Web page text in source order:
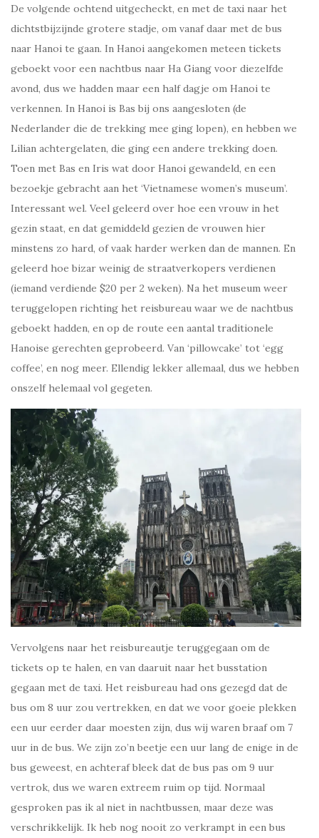
De volgende ochtend uitgecheckt, en met de taxi naar het
dichtstbijzijnde grotere stadje, om vanaf daar met de bus
naar Hanoi te gaan. In Hanoi aangekomen meteen tickets
geboekt voor een nachtbus naar Ha Giang voor diezelfde
avond, dus we hadden maar een half dagje om Hanoi te
verkennen. In Hanoi is Bas bij ons aangesloten (de
Nederlander die de trekking mee ging lopen), en hebben we
Lilian achtergelaten, die ging een andere trekking doen.
Toen met Bas en Iris wat door Hanoi gewandeld, en een
bezoekje gebracht aan het ‘Vietnamese women’s museum’.
Interessant wel. Veel geleerd over hoe een vrouw in het
gezin staat, en dat gemiddeld gezien de vrouwen hier
minstens zo hard, of vaak harder werken dan de mannen. En
geleerd hoe bizar weinig de straatverkopers verdienen
(iemand verdiende $20 per 2 weken). Na het museum weer
teruggelopen richting het reisbureau waar we de nachtbus
geboekt hadden, en op de route een aantal traditionele
Hanoise gerechten geprobeerd. Van ‘pillowcake’ tot ‘egg
coffee’, en nog meer. Ellendig lekker allemaal, dus we hebben
onszelf helemaal vol gegeten.
Vervolgens naar het reisbureautje teruggegaan om de
tickets op te halen, en van daaruit naar het busstation
gegaan met de taxi. Het reisbureau had ons gezegd dat de
bus om 8 uur zou vertrekken, en dat we voor goeie plekken
een uur eerder daar moesten zijn, dus wij waren braaf om 7
uur in de bus. We zijn zo’n beetje een uur lang de enige in de
bus geweest, en achteraf bleek dat de bus pas om 9 uur
vertrok, dus we waren extreem ruim op tijd. Normaal
gesproken pas ik al niet in nachtbussen, maar deze was
verschrikkelijk. Ik heb nog nooit zo verkrampt in een bus